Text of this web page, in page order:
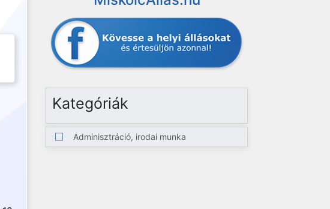
Kategóriák
Adminisztráció, irodai munka